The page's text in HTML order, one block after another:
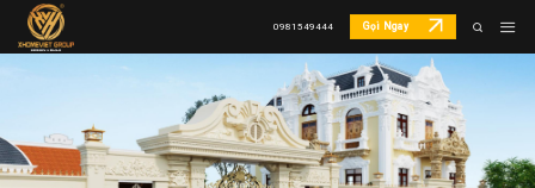
Skip
0981549444 Gọi Ngay